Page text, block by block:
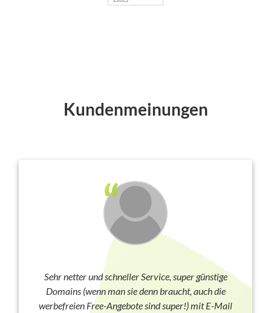
Kundenmeinungen
Sehr netter und schneller Service, super günstige
Domains (wenn man sie denn braucht, auch die
werbefreien Free-Angebote sind super!) mit E-Mail